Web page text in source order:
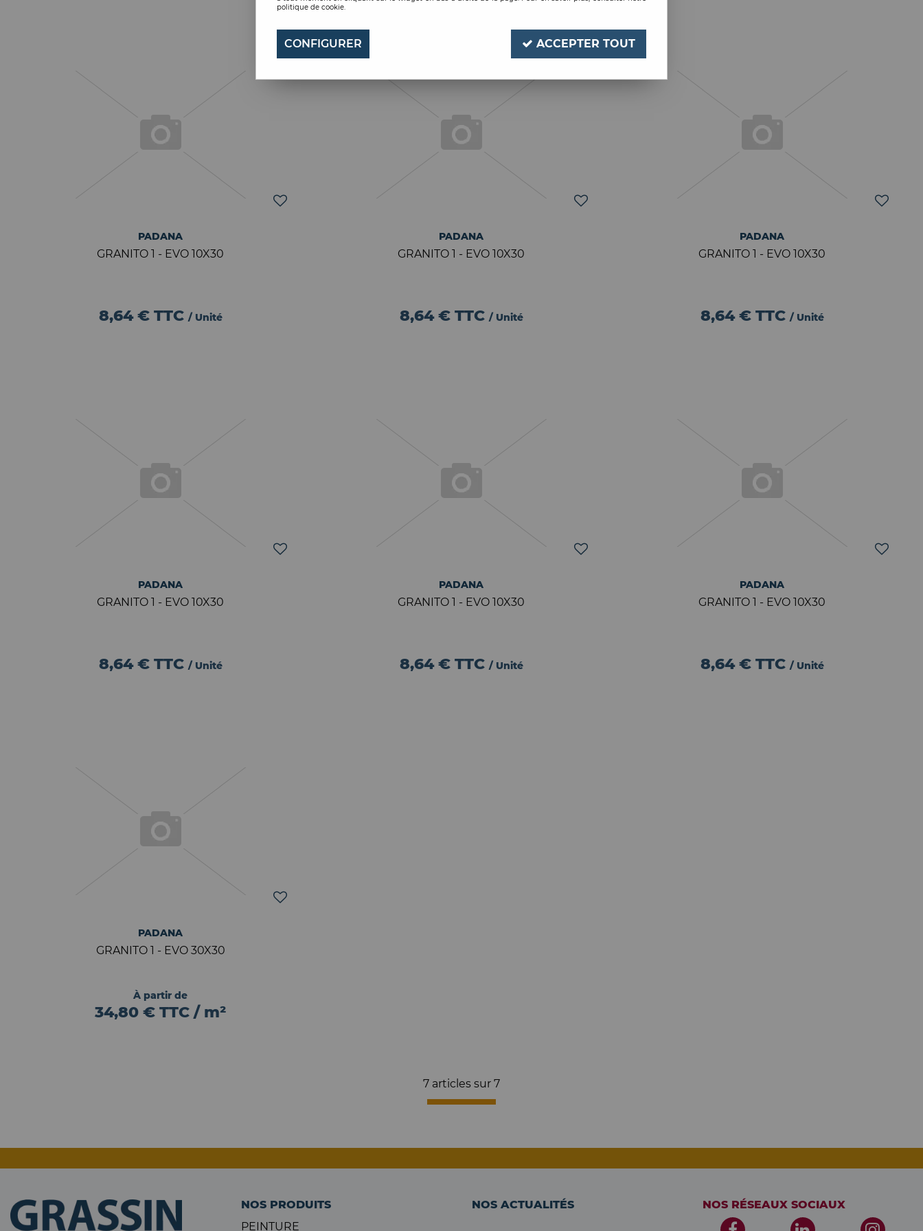
PADANA
GRANITO 1 - EVO 10X30
8,64 € TTC / Unité
PADANA
GRANITO 1 - EVO 10X30
8,64 € TTC / Unité
PADANA
GRANITO 1 - EVO 10X30
8,64 € TTC / Unité
PADANA
GRANITO 1 - EVO 10X30
8,64 € TTC / Unité
PADANA
GRANITO 1 - EVO 10X30
8,64 € TTC / Unité
PADANA
GRANITO 1 - EVO 10X30
8,64 € TTC / Unité
PADANA
GRANITO 1 - EVO 30X30
À partir de
34,80 € TTC / m²
7 articles sur 7
NOS PRODUITS
PEINTURE
NOS ACTUALITÉS NOS RÉSEAUX SOCIAUX
politique de cookie.
CONFIGURER ACCEPTER TOUT